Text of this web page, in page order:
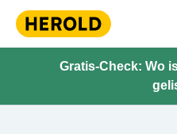
Gratis-Check: Wo